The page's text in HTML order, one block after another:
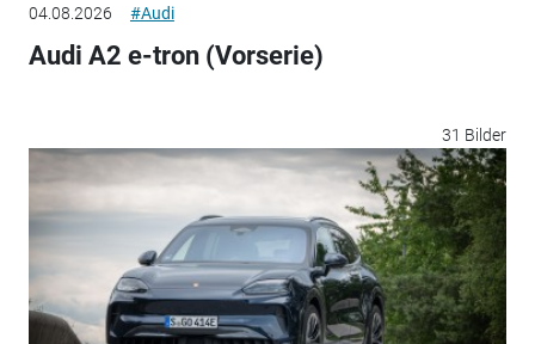
04.08.2026 #Audi
Audi A2 e-tron (Vorserie)
31 Bilder